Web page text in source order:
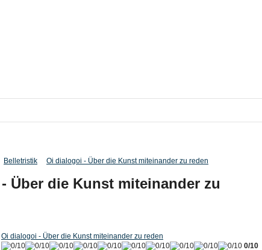
Belletristik Oi dialogoi - Über die Kunst miteinander zu reden
Über die Kunst miteinander zu
Oi dialogoi - Über die Kunst miteinander zu reden
0/10